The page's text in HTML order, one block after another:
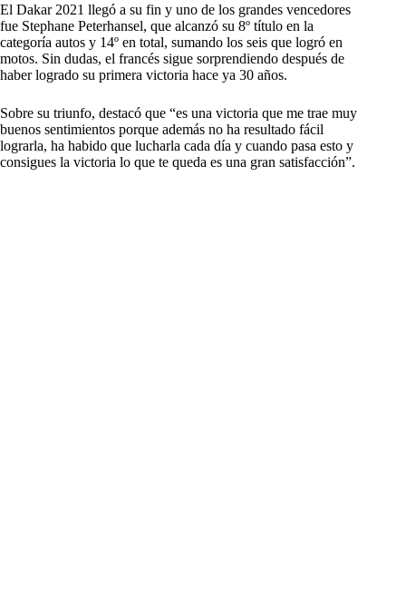
El Dakar 2021 llegó a su fin y uno de los grandes vencedores
fue Stephane Peterhansel, que alcanzó su 8º título en la
categoría autos y 14º en total, sumando los seis que logró en
motos. Sin dudas, el francés sigue sorprendiendo después de
haber logrado su primera victoria hace ya 30 años.
Sobre su triunfo, destacó que “es una victoria que me trae muy
buenos sentimientos porque además no ha resultado fácil
lograrla, ha habido que lucharla cada día y cuando pasa esto y
consigues la victoria lo que te queda es una gran satisfacción”.